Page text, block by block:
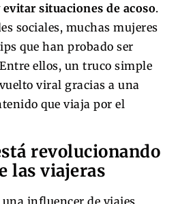
situaciones de acoso.
sociales, muchas mujeres
que han probado ser
ellos, un truco simple
viral gracias a una
que viaja por el
revolucionando
las viajeras
influencer de viajes